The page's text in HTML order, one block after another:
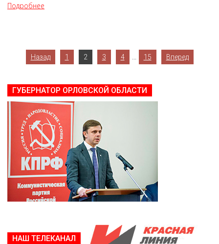
Подробнее
Назад 1 2 3 4 ... 15 Вперед
ГУБЕРНАТОР ОРЛОВСКОЙ ОБЛАСТИ
НАШ ТЕЛЕКАНАЛ